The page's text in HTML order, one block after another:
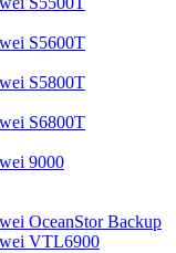
S5600T
S5800T
S6800T
9000
OceanStor Backup
VTL6900